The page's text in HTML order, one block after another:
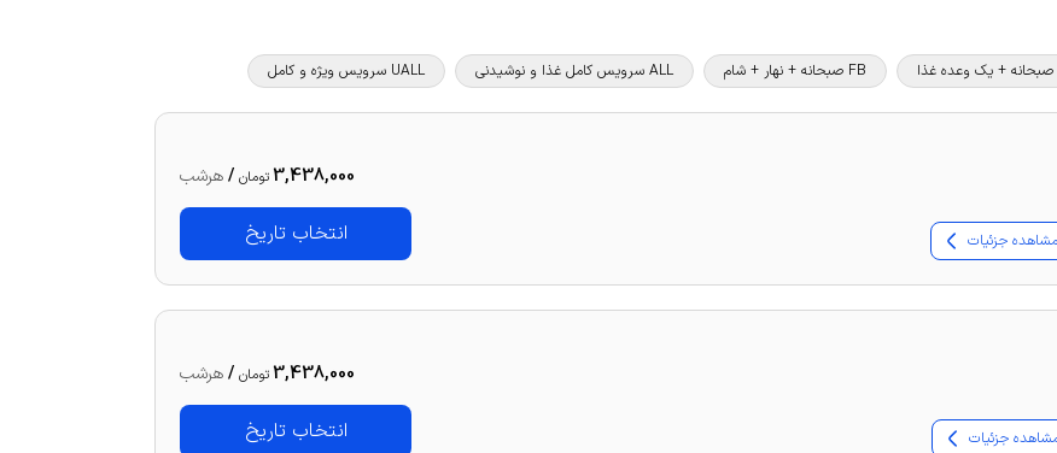
FB صبحانه + نهار + شام ALL سرویس کامل غذا و نوشیدنی UALL سرویس ویژه و کامل
3,438,000تومان /هرشب
انتخاب تاریخ مشاهده جزئیات
3,438,000تومان /هرشب
انتخاب تاریخ جزئیات